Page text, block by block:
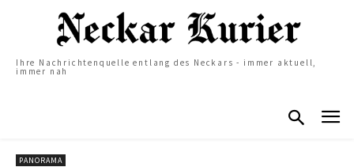
Ihre Nachrichtenquelle entlang des Neckars - immer aktuell,
immer nah
PANORAMA